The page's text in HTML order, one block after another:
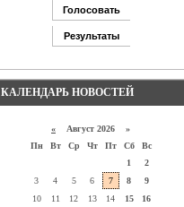
КАЛЕНДАРЬ НОВОСТЕЙ
« Август 2026 »
Пн
Вт Ср Чт Пт Сб
Вс
1
2
3
4 5 6 7 8
9
10
11 12 13 14 15
16